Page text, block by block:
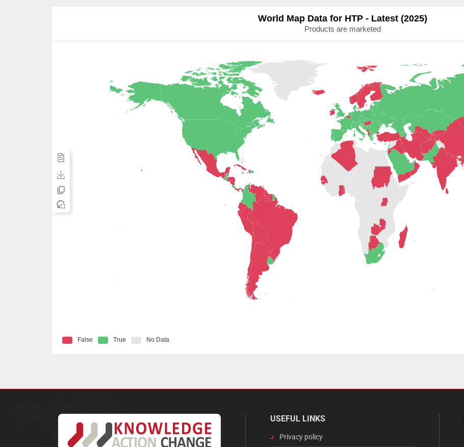
USEFUL LINKS
Privacy policy